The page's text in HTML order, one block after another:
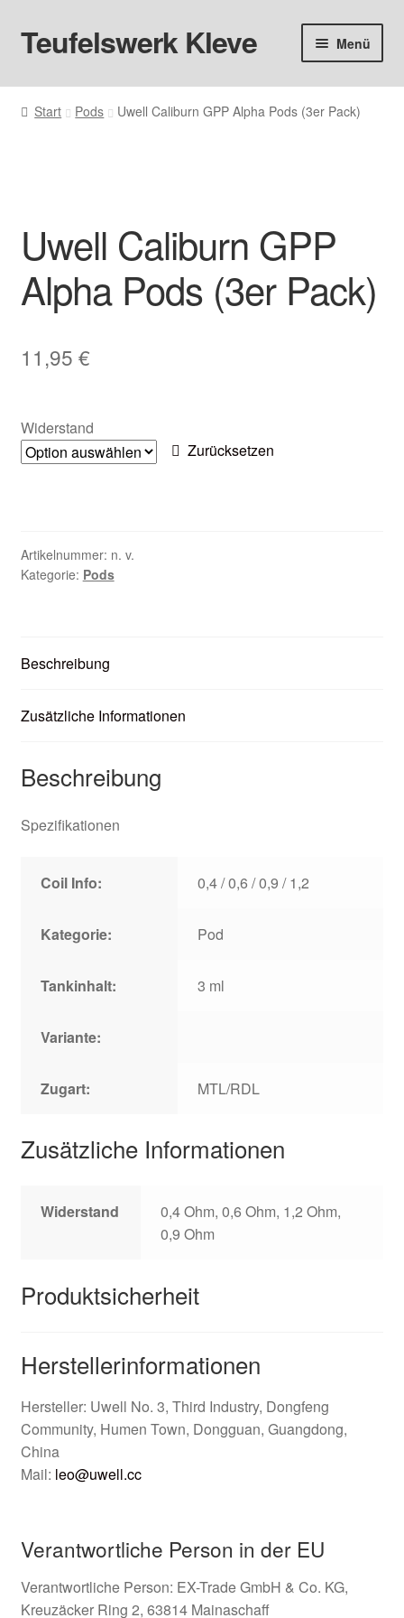
Zur
Navigation
Zum
Inhalt
Teufelswerk Kleve Menü
Startseite
Liquids
Big Puff
Basen & Nikotin
Zubehör
Kundenkarte
Nikotintabelle
Start Pods Uwell Caliburn GPP Alpha Pods (3er Pack)
Uwell Caliburn GPP
Alpha Pods (3er Pack)
11,95 €
Widerstand
Zurücksetzen
Artikelnummer: n. v.
Kategorie: Pods
Beschreibung
Zusätzliche Informationen
Beschreibung
Spezifikationen
Coil Info: 0,4 / 0,6 / 0,9 / 1,2
Kategorie: Pod
Tankinhalt: 3 ml
Variante:
Zugart: MTL/RDL
Zusätzliche Informationen
Widerstand
0,4 Ohm, 0,6 Ohm, 1,2 Ohm,
0,9 Ohm
Produktsicherheit
Herstellerinformationen
Hersteller: Uwell No. 3, Third Industry, Dongfeng
Community, Humen Town, Dongguan, Guangdong,
China
Mail: leo@uwell.cc
Verantwortliche Person in der EU
Verantwortliche Person: EX-Trade GmbH & Co. KG,
Kreuzäcker Ring 2, 63814 Mainaschaff